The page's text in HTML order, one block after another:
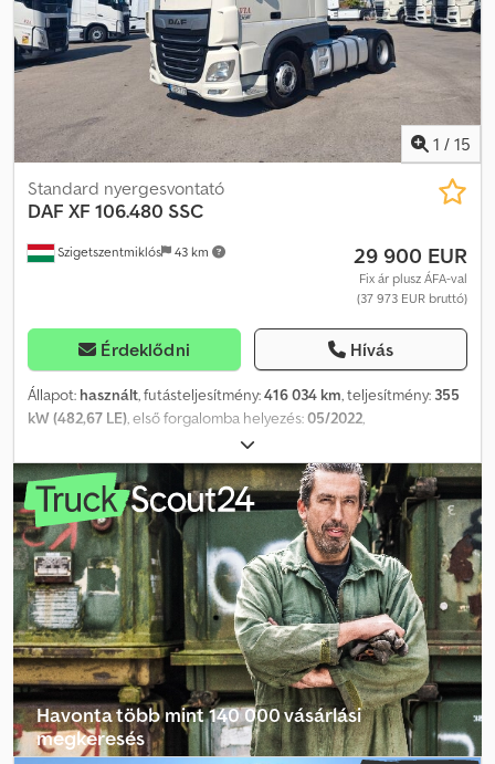
Kormányzott Saját tömeg: 8 043 kg Djdjzrnvnjpfx Aiqeck Műszaki
vizsga (APK): érvényes 2027.01-ig
1 / 15
Szigetszentmiklós 43 km
Standard nyergesvontató
DAF XF 106.480 SSC
29 900 EUR
Fix ár plusz ÁFA-val
(37 973 EUR bruttó)
Érdeklődni Hívás
Állapot: használt, futásteljesítmény:416 034 km, teljesítmény: 355
kW (482,67 LE), első forgalomba helyezés:05/2022,
, össztömeg:
2 tengely, szín:fehér, hajtástípus:automata, kibocsátási osztály:
Euro 6
, Gyártási év: 2022, Felszereltség:ABS, elektronikus
stabilitásprogram (ESP), kompresszor, koromszűrő,
légkondicionálás, ABS, ASR, Euro 6,
légkondicionáló/klímaberendezés Dcodpozq Nb Aofx Aiqek
hidraulikus rendszer
Havonta több mint 140 000 vásárlási
megkeresés